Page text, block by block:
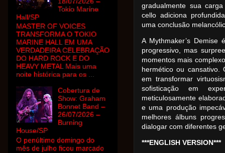
gradualmente sua
cello adiciona
uma conclusão
A Mythmaker’s Demise
progressivo, mas
momentos mais
hermético ou cansativo.
em transformar
sofisticação em
meticulosamente
e uma produção
melhores álbuns
dialogar com diferentes
***ENGLISH VERSION***
Tokio Marine
Hall/SP
MASTER OF VOICES
TRANSFORMA O TOKIO
MARINE HALL EM UMA
VERDADEIRA CELEBRAÇÃO
DO HARD ROCK E DO
HEAVY METAL Mais uma
noite histórica para os ...
Cobertura de
Show: Graham
Bonnet Band –
26/07/2026 –
Burning
House/SP
O penúltimo domingo do
mês de julho ficou marcado